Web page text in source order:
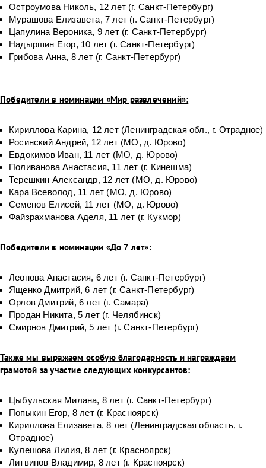
Остроумова Николь, 12 лет (г. Санкт-Петербург)
Мурашова Елизавета, 7 лет (г. Санкт-Петербург)
Цапулина Вероника, 9 лет (г. Санкт-Петербург)
Надыршин Егор, 10 лет (г. Санкт-Петербург)
Грибова Анна, 8 лет (г. Санкт-Петербург)
Победители в номинации «Мир развлечений»:
Кириллова Карина, 12 лет (Ленинградская обл., г. Отрадное)
Росинский Андрей, 12 лет (МО, д. Юрово)
Евдокимов Иван, 11 лет (МО, д. Юрово)
Поливанова Анастасия, 11 лет (г. Кинешма)
Терешкин Александр, 12 лет (МО, д. Юрово)
Кара Всеволод, 11 лет (МО, д. Юрово)
Семенов Елисей, 11 лет (МО, д. Юрово)
Файзрахманова Аделя, 11 лет (г. Кукмор)
Победители в номинации «До 7 лет»:
Леонова Анастасия, 6 лет (г. Санкт-Петербург)
Ященко Дмитрий, 6 лет (г. Санкт-Петербург)
Орлов Дмитрий, 6 лет (г. Самара)
Продан Никита, 5 лет (г. Челябинск)
Смирнов Дмитрий, 5 лет (г. Санкт-Петербург)
Также мы выражаем особую благодарность и награждаем
грамотой за участие следующих конкурсантов:
Цыбульская Милана, 8 лет (г. Санкт-Петербург)
Попыкин Егор, 8 лет (г. Красноярск)
Кириллова Елизавета, 8 лет (Ленинградская область, г.
Отрадное)
Кулешова Лилия, 8 лет (г. Красноярск)
Литвинов Владимир, 8 лет (г. Красноярск)